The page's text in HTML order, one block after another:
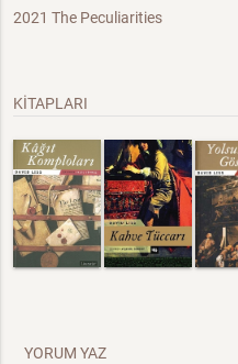
2021 The Peculiarities
KİTAPLARI
YORUM YAZ